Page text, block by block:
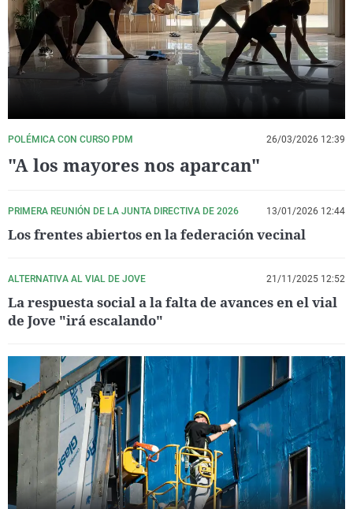
La rosa de los vientos
Gente viajera
Como el perro y el
Caso
Retornados
Equipo de
Operación Viuda
Extremadura
Galicia
La Rioja
Navarra
País Vasco
Virales
Televisión
Elecciones
POLÉMICA CON CURSO PDM 26/03/2026 12:39
"A los mayores nos aparcan"
PRIMERA REUNIÓN DE LA JUNTA DIRECTIVA DE 2026 13/01/2026 12:44
Los frentes abiertos en la federación vecinal
ALTERNATIVA AL VIAL DE JOVE 21/11/2025 12:52
La respuesta social a la falta de avances en el vial
de Jove "irá escalando"